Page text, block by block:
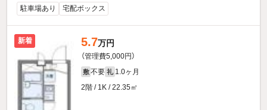
駐車場あり 宅配ボックス
新着 5.7万円
（管理費5,000円）
敷 不要 礼 1.0ヶ月
2階 / 1K / 22.35㎡